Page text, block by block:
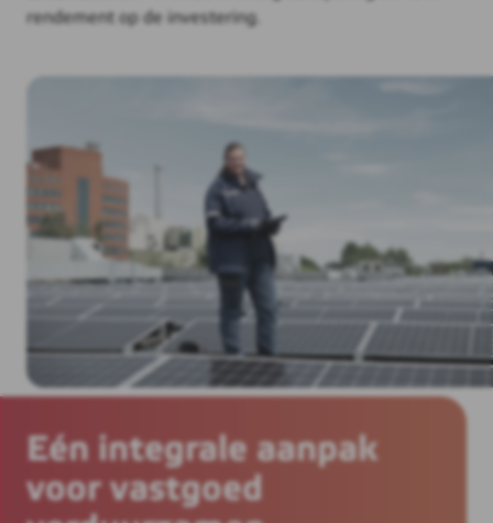
rendement op de investering.
Eén integrale aanpak
voor vastgoed